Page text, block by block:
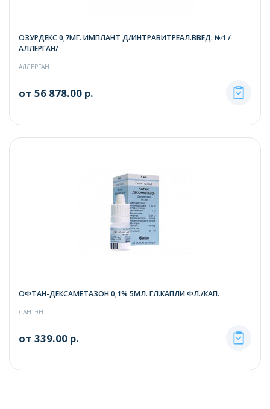
ОЗУРДЕКС 0,7МГ. ИМПЛАНТ Д/ИНТРАВИТРЕАЛ.ВВЕД. №1 /
АЛЛЕРГАН/
АЛЛЕРГАН
от 56 878.00 р.
ОФТАН-ДЕКСАМЕТАЗОН 0,1% 5МЛ. ГЛ.КАПЛИ ФЛ./КАП.
САНТЭН
от 339.00 р.